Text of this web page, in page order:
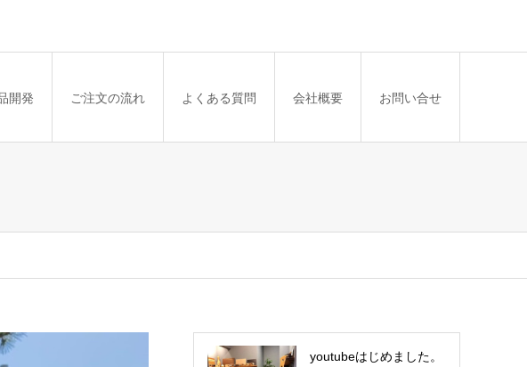
開発 ご注文の流れ よくある質問 会社概要 お問い合せ
youtubeはじめました。